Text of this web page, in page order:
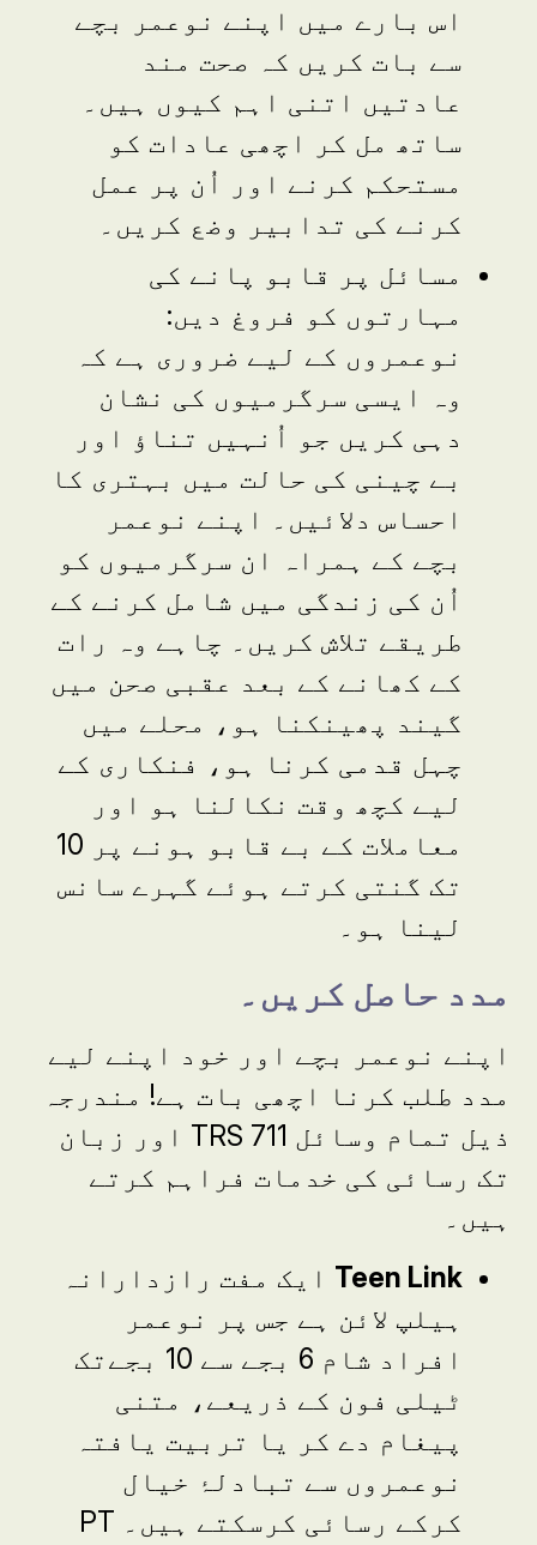
اس بارے میں اپنے نوعمر بچے
سے بات کریں کہ صحت مند
عادتیں اتنی اہم کیوں ہیں۔
ساتھ مل کر اچھی عادات کو
مستحکم کرنے اور اُن پر عمل
کرنے کی تدابیر وضع کریں۔
مسائل پر قابو پانے کی
مہارتوں کو فروغ دیں:
نوعمروں کے لیے ضروری ہے کہ
وہ ایسی سرگرمیوں کی نشان
دہی کریں جو اُنہیں تناؤ اور
بے چینی کی حالت میں بہتری کا
احساس دلائیں۔ اپنے نوعمر
بچے کے ہمراہ ان سرگرمیوں کو
اُن کی زندگی میں شامل کرنے کے
طریقے تلاش کریں۔ چاہے وہ رات
کے کھانے کے بعد عقبی صحن میں
گیند پھینکنا ہو، محلے میں
چہل قدمی کرنا ہو، فنکاری کے
لیے کچھ وقت نکالنا ہو اور
معاملات کے بے قابو ہونے پر 10
تک گنتی کرتے ہوئے گہرے سانس
لینا ہو۔
مدد حاصل کریں۔
اپنے نوعمر بچے اور خود اپنے لیے
مدد طلب کرنا اچھی بات ہے!مندرجہ
ذیل تمام وسائل TRS 711اور زبان
تک رسائی کی خدمات فراہم کرتے
ہیں۔
Teen Linkایک مفت رازدارانہ
ہیلپ لائن ہے جس پر نوعمر
افراد شام 6 بجے سے 10 بجےتک
ٹیلی فون کے ذریعے، متنی
پیغام دے کر یا تربیت یافتہ
نوعمروں سے تبادلۂ خیال
کرکے رسائی کرسکتے ہیں۔ PT